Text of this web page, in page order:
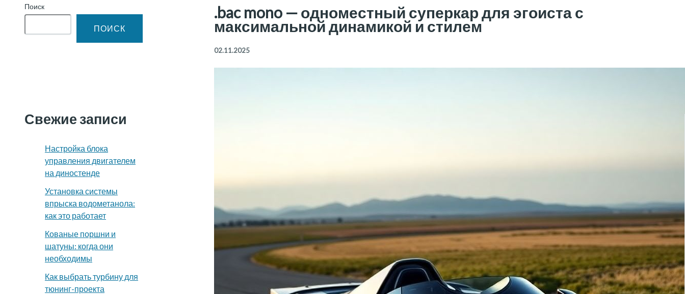
Поиск
ПОИСК
Свежие записи
Настройка блока
управления двигателем
на диностенде
Установка системы
впрыска водометанола:
как это работает
Кованые поршни и
шатуны: когда они
необходимы
Как выбрать турбину для
тюнинг-проекта
.bac mono — одноместный суперкар для эгоиста с
максимальной динамикой и стилем
02.11.2025